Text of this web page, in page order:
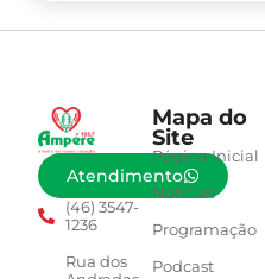
Atendimento
(46) 3547-
1236
Rua dos
Mapa do
Site
Página Inicial
Notícias
Programação
Podcast